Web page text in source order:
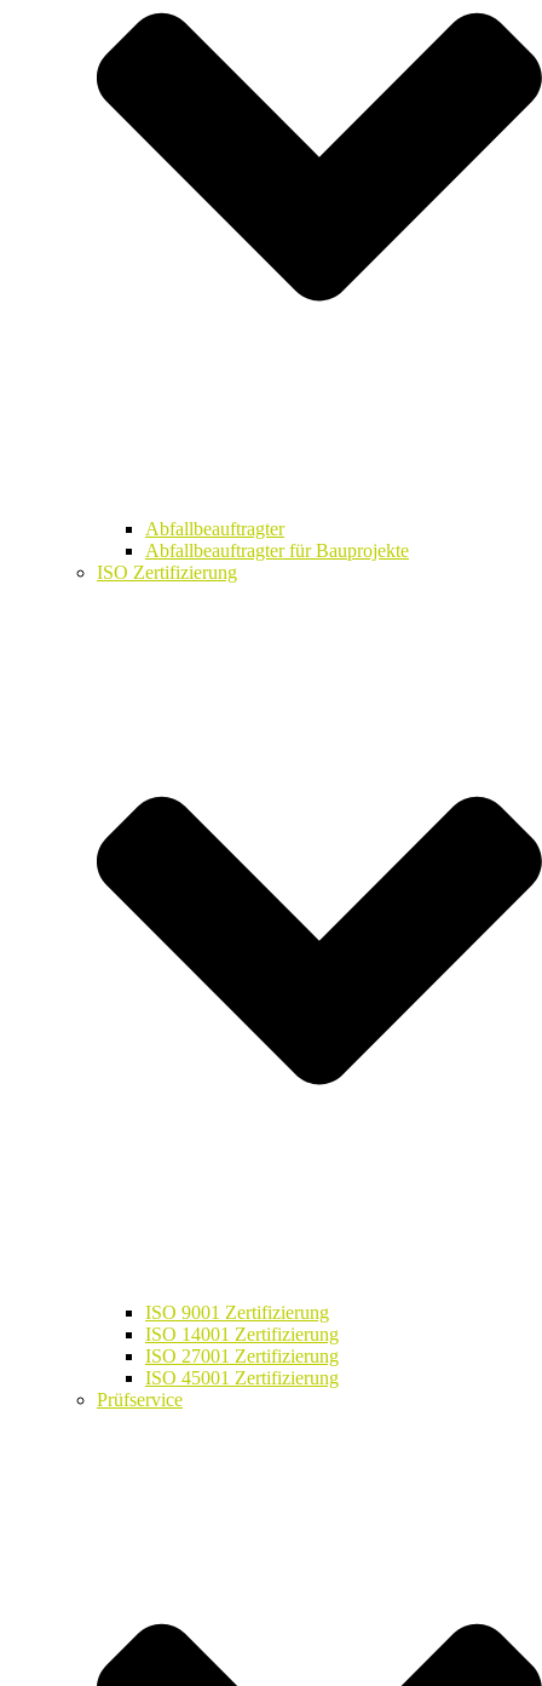
Abfallbeauftragter
Abfallbeauftragter für Bauprojekte
ISO Zertifizierung
ISO 9001 Zertifizierung
ISO 14001 Zertifizierung
ISO 27001 Zertifizierung
ISO 45001 Zertifizierung
Prüfservice